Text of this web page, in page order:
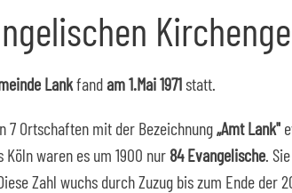
Lankfandam 1.Mai 1971 statt.
7 Ortschaften mit der Bezeichnung„Amt Lank"
waren es um 1900 nur 84 Evangelische.
Zahl wuchs durch Zuzug bis zum Ende